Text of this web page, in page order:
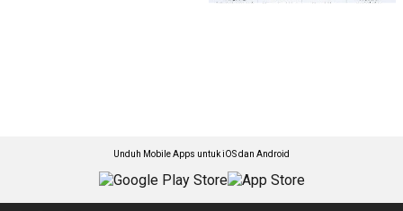
Unduh Mobile Apps untuk iOS dan Android